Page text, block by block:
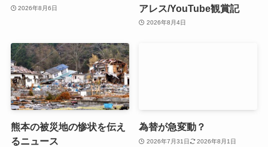
2026年8月6日
アレス/YouTube観賞記
2026年8月4日
熊本の被災地の惨状を伝え
るニュース
為替が急変動？
2026年7月31日 2026年8月1日